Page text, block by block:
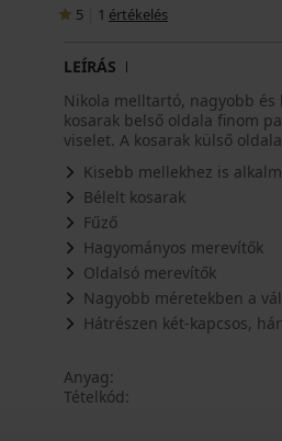
5 1 értékelés
LEÍRÁS
Nikola melltartó, nagyobb és
kosarak belső oldala finom
viselet. A kosarak külső
Kisebb mellekhez is
Bélelt kosarak
Fűző
Hagyományos merevítők
Oldalsó merevítők
Nagyobb méretekben a
Hátrészen két-kapcsos,
Anyag
Tételkód